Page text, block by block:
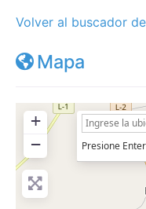
Volver al buscador
Mapa
+
−
Presione